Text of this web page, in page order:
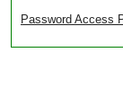
Password Access